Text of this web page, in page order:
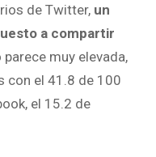
de Twitter, un
a compartir
muy elevada,
con el 41.8 de 100
el 15.2 de